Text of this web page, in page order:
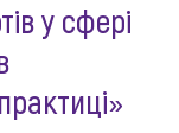
у сфері